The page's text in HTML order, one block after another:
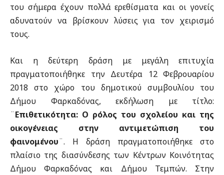
του σήμερα έχουν πολλά ερεθίσματα και οι γονείς
αδυνατούν να βρίσκουν λύσεις για τον χειρισμό
τους.
Και η δεύτερη δράση με μεγάλη επιτυχία
πραγματοποιήθηκε την Δευτέρα 12 Φεβρουαρίου
2018 στο χώρο του δημοτικού συμβουλίου του
Δήμου Φαρκαδόνας, εκδήλωση με τίτλο:
¨Επιθετικότητα: Ο ρόλος του σχολείου και της
οικογένειας στην αντιμετώπιση του
φαινομένου¨. Η δράση πραγματοποιήθηκε στο
πλαίσιο της διασύνδεσης των Κέντρων Κοινότητας
Δήμου Φαρκαδόνας και Δήμου Τεμπών. Στην